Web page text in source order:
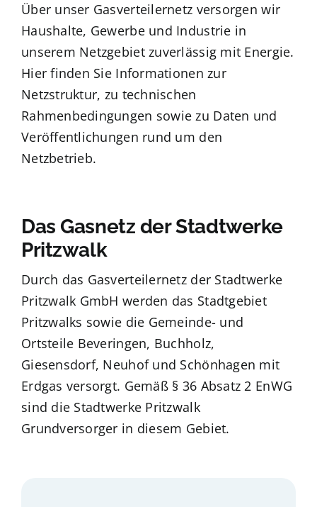
nach:
Über unser Gasverteilernetz versorgen wir
Haushalte, Gewerbe und Industrie in
unserem Netzgebiet zuverlässig mit Energie.
Hier finden Sie Informationen zur
Netzstruktur, zu technischen
Rahmenbedingungen sowie zu Daten und
Veröffentlichungen rund um den
Netzbetrieb.
Das Gasnetz der Stadtwerke
Pritzwalk
Durch das Gasverteilernetz der Stadtwerke
Pritzwalk GmbH werden das Stadtgebiet
Pritzwalks sowie die Gemeinde- und
Ortsteile Beveringen, Buchholz,
Giesensdorf, Neuhof und Schönhagen mit
Erdgas versorgt. Gemäß § 36 Absatz 2 EnWG
sind die Stadtwerke Pritzwalk
Grundversorger in diesem Gebiet.